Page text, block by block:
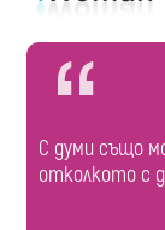
С думи също
отколкото с